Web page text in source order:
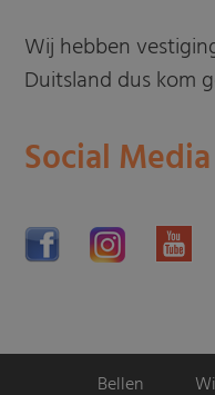
Wij hebben
Duitsland dus kom
Social Media
Bellen